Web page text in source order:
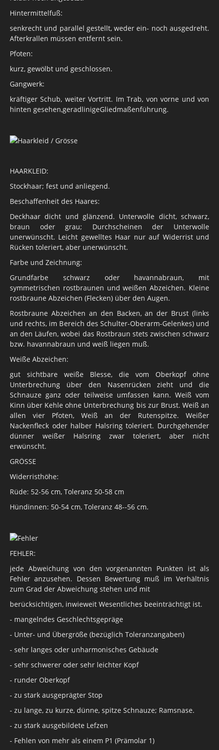
Hintermittelfuß:
senkrecht und parallel gestellt, weder ein- noch ausgedreht.
Afterkrallen müssen entfernt sein.
Pfoten:
kurz, gewölbt und geschlossen.
Gangwerk:
kräftiger Schub, weiter Vortritt. Im Trab, von vorne und von
hinten gesehen,geradlinigeGliedmaßenführung.
HAARKLEID:
Stockhaar; fest und anliegend.
Beschaffenheit des Haares:
Deckhaar dicht und glänzend. Unterwolle dicht, schwarz,
braun oder grau; Durchscheinen der Unterwolle
unerwünscht. Leicht gewelltes Haar nur auf Widerrist und
Rücken toleriert, aber unerwünscht.
Farbe und Zeichnung:
Grundfarbe schwarz oder havannabraun, mit
symmetrischen rostbraunen und weißen Abzeichen. Kleine
rostbraune Abzeichen (Flecken) über den Augen.
Rostbraune Abzeichen an den Backen, an der Brust (links
und rechts, im Bereich des Schulter-Oberarm-Gelenkes) und
an den Läufen, wobei das Rostbraun stets zwischen schwarz
bzw. havannabraun und weiß liegen muß.
Weiße Abzeichen:
gut sichtbare weiße Blesse, die vom Oberkopf ohne
Unterbrechung über den Nasenrücken zieht und die
Schnauze ganz oder teilweise umfassen kann. Weiß vom
Kinn über Kehle ohne Unterbrechung bis zur Brust. Weiß an
allen vier Pfoten, Weiß an der Rutenspitze. Weißer
Nackenfleck oder halber Halsring toleriert. Durchgehender
dünner weißer Halsring zwar toleriert, aber nicht
erwünscht.
GRÖSSE
Widerristhöhe:
Rüde: 52-56 cm, Toleranz 50-58 cm
Hündinnen: 50-54 cm, Toleranz 48--56 cm.
FEHLER:
jede Abweichung von den vorgenannten Punkten ist als
Fehler anzusehen. Dessen Bewertung muß im Verhältnis
zum Grad der Abweichung stehen und mit
berücksichtigen, inwieweit Wesentliches beeinträchtigt ist.
- mangelndes Geschlechtsgepräge
- Unter- und Übergröße (bezüglich Toleranzangaben)
- sehr langes oder unharmonisches Gebäude
- sehr schwerer oder sehr leichter Kopf
- runder Oberkopf
- zu stark ausgeprägter Stop
- zu lange, zu kurze, dünne, spitze Schnauze; Ramsnase.
- zu stark ausgebildete Lefzen
- Fehlen von mehr als einem P1 (Prämolar 1)